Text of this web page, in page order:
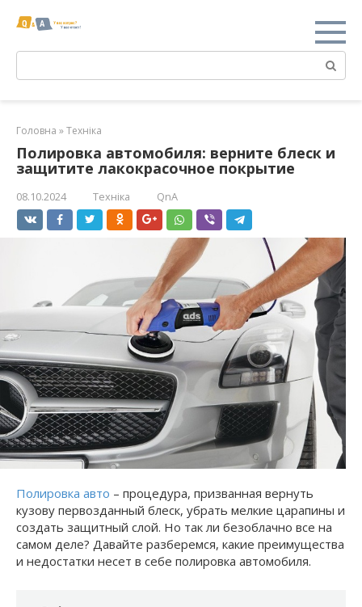
Поиск:
Головна »Техніка
Полировка автомобиля: верните блеск и
защитите лакокрасочное покрытие
08.10.2024 Техніка QnA
Полировка авто – процедура, призванная вернуть
кузову первозданный блеск, убрать мелкие царапины и
создать защитный слой. Но так ли безоблачно все на
самом деле? Давайте разберемся, какие преимущества
и недостатки несет в себе полировка автомобиля.